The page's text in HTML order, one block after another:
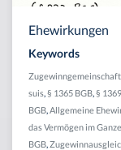
Ehewirkungen
Keywords
Zugewinngemeinschaft
suis § 1365 BGB §
BGB Allgemeine
das Vermögen im
BGB